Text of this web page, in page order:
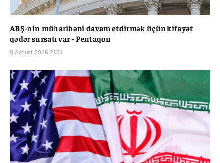
ABŞ-nin müharibəni davam etdirmək üçün kifayət
qədər sursatı var - Pentaqon
8 Avqust 2026 21:01